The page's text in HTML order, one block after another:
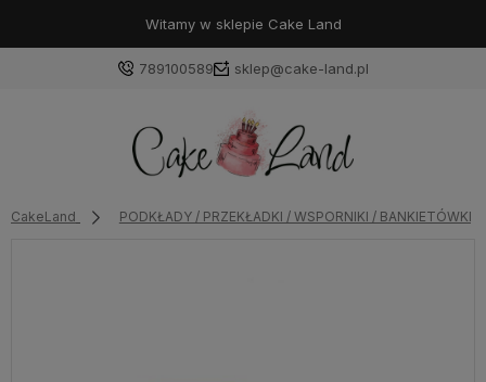
Witamy w sklepie Cake Land
789100589 sklep@cake-land.pl
CakeLand PODKŁADY / PRZEKŁADKI / WSPORNIKI / BANKIETÓWKI